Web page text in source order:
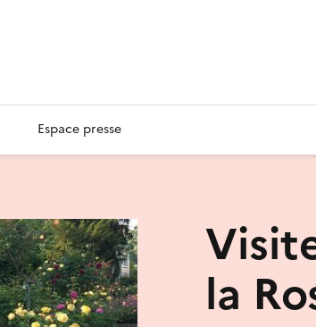
Espace presse
la